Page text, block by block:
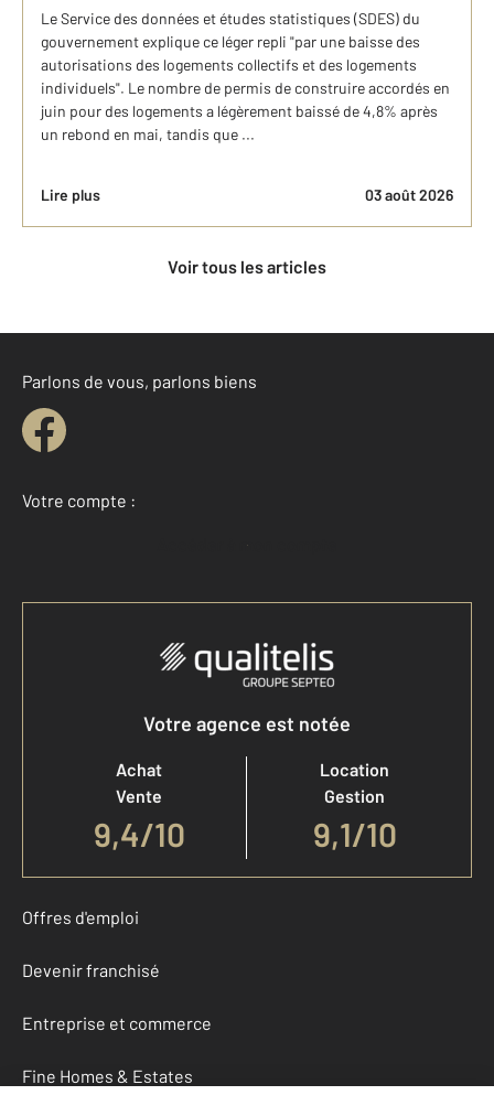
Le Service des données et études statistiques (SDES) du
gouvernement explique ce léger repli "par une baisse des
autorisations des logements collectifs et des logements
individuels". Le nombre de permis de construire accordés en
juin pour des logements a légèrement baissé de 4,8% après
un rebond en mai, tandis que ...
Lire plus 03 août 2026
Voir tous les articles
Parlons de vous, parlons biens
Votre compte :
Accéder à mon compte
Votre agence est notée
Achat
Vente
9,4/10
Location
Gestion
9,1/10
Offres d'emploi
Devenir franchisé
Entreprise et commerce
Fine Homes & Estates